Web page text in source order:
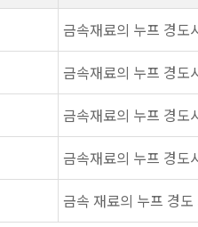
금속재료의 누프 경도
금속재료의 누프 경도
금속재료의 누프 경도
금속재료의 누프 경도
금속 재료의 누프 경도